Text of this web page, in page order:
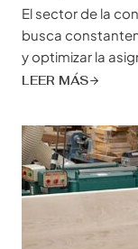
El sector de la
busca
y optimizar la
maravillamos
que a menudo
vital en la
contrachapada
telefónicas,
LEER MÁS